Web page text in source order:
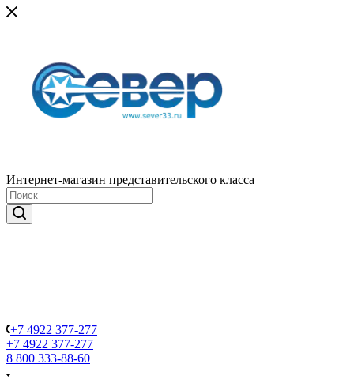
Интернет-магазин представительского класса
+7 4922 377-277
+7 4922 377-277
8 800 333-88-60